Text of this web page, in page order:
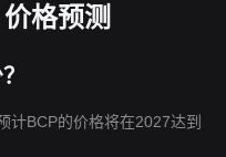
格预测
计BCP的价格将在2027达到